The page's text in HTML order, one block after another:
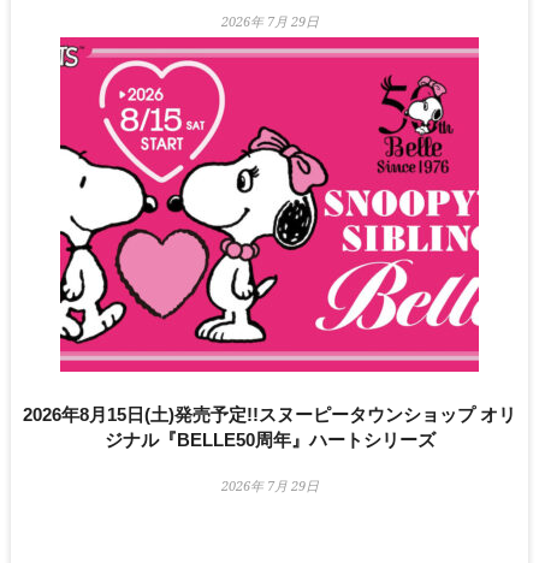
2026年 7月 29日
2026年8月15日(土)発売予定!!スヌーピータウンショップ オリ
ジナル『BELLE50周年』ハートシリーズ
2026年 7月 29日